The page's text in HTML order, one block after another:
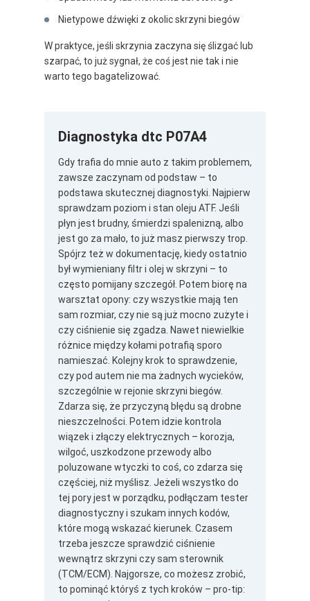
Nietypowe dźwięki z okolic skrzyni biegów
W praktyce, jeśli skrzynia zaczyna się ślizgać lub
szarpać, to już sygnał, że coś jest nie tak i nie
warto tego bagatelizować.
Diagnostyka dtc P07A4
Gdy trafia do mnie auto z takim problemem,
zawsze zaczynam od podstaw – to
podstawa skutecznej diagnostyki. Najpierw
sprawdzam poziom i stan oleju ATF. Jeśli
płyn jest brudny, śmierdzi spalenizną, albo
jest go za mało, to już masz pierwszy trop.
Spójrz też w dokumentację, kiedy ostatnio
był wymieniany filtr i olej w skrzyni – to
często pomijany szczegół. Potem biorę na
warsztat opony: czy wszystkie mają ten
sam rozmiar, czy nie są już mocno zużyte i
czy ciśnienie się zgadza. Nawet niewielkie
różnice między kołami potrafią sporo
namieszać. Kolejny krok to sprawdzenie,
czy pod autem nie ma żadnych wycieków,
szczególnie w rejonie skrzyni biegów.
Zdarza się, że przyczyną błędu są drobne
nieszczelności. Potem idzie kontrola
wiązek i złączy elektrycznych – korozja,
wilgoć, uszkodzone przewody albo
poluzowane wtyczki to coś, co zdarza się
częściej, niż myślisz. Jeżeli wszystko do
tej pory jest w porządku, podłączam tester
diagnostyczny i szukam innych kodów,
które mogą wskazać kierunek. Czasem
trzeba jeszcze sprawdzić ciśnienie
wewnątrz skrzyni czy sam sterownik
(TCM/ECM). Najgorsze, co możesz zrobić,
to pominąć któryś z tych kroków – pro-tip: